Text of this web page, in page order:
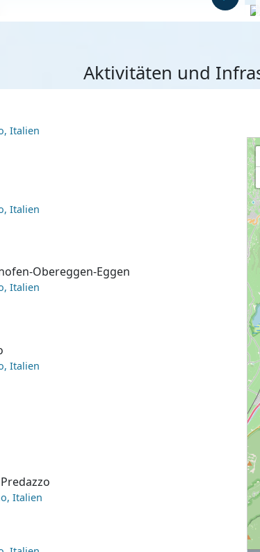
Aktivitäten und
Italien
Italien
Obereggen-Eggen
Italien
Italien
Italien